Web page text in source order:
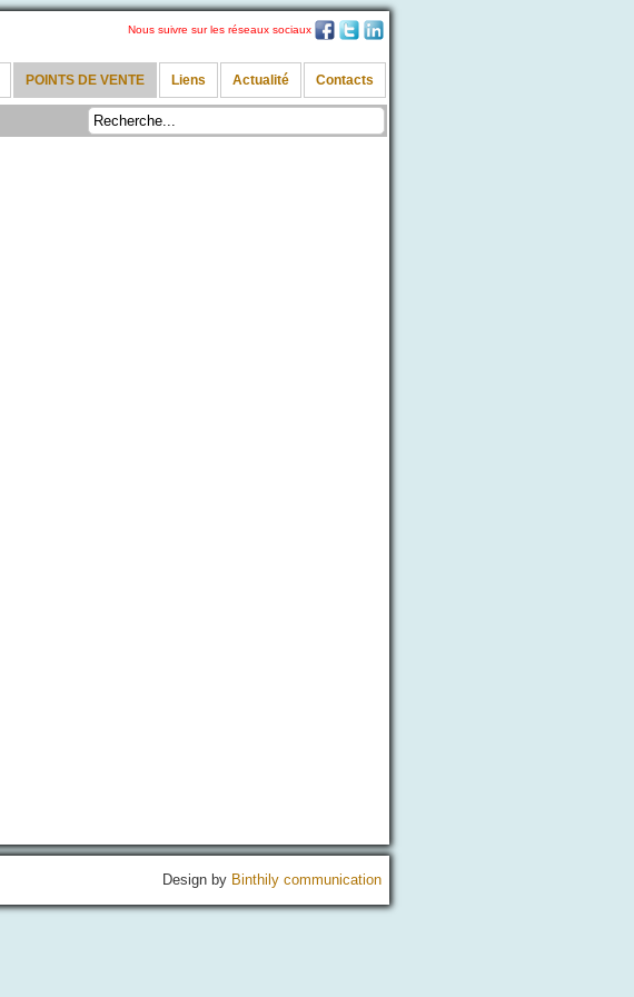
Nous suivre sur les réseaux sociaux
POINTS DE VENTE Liens Actualité Contacts
Design by Binthily communication